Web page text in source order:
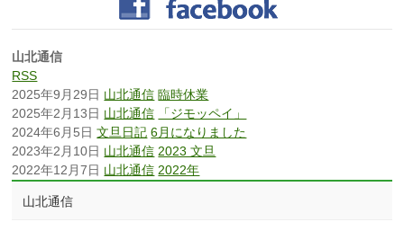
山北通信
RSS
2025年9月29日 山北通信 臨時休業
2025年2月13日 山北通信
「ジモッペイ」
2024年6月5日 文旦日記 6月になりました
2023年2月10日 山北通信 2023 文旦
2022年12月7日 山北通信 2022年
山北通信